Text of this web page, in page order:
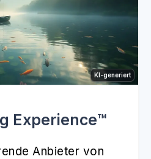
KI-generiert
Experience™️
Anbieter von